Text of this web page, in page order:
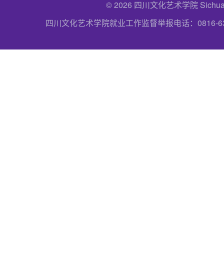
© 2026 四川文化艺术学院
四川文化艺术学院就业工作监督举报电话：